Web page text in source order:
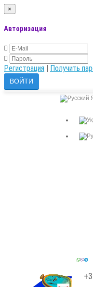
×
Авторизация
Регистрация | Получить